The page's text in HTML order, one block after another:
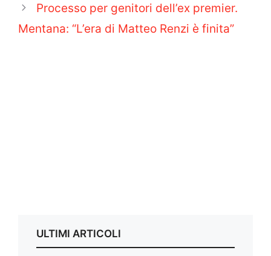
Processo per genitori dell’ex premier.
Mentana: “L’era di Matteo Renzi è finita”
ULTIMI ARTICOLI